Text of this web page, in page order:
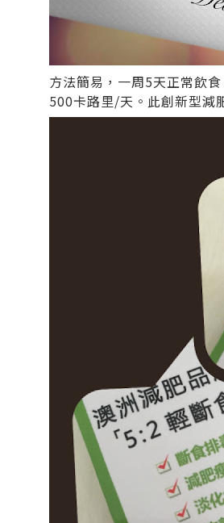
方法簡易，一周5天正常飲
500卡路里/天。此創新型減